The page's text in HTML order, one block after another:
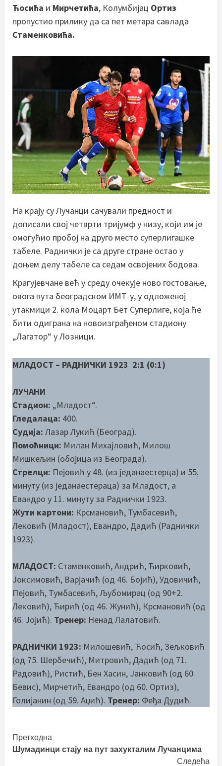
Ћосића и Мирчетића, Колумбијац Ортиз
пропустио прилику да са пет метара савлада
Стаменковића.
На крају су Лучанци сачували предност и
дописали свој четврти тријумф у низу, који им је
омогућио пробој на друго место суперлигашке
табеле. Раднички је са друге стране остао у
доњем делу табеле са седам освојених бодова.
Крагујевчане већ у среду очекује ново гостовање,
овога пута београдском ИМТ-у, у одложеној
утакмици 2. кола Моцарт Бет Суперлиге, која ће
бити одиграна на новоизграђеном стадиону
„Лагатор“ у Лозници.
МЛАДОСТ – РАДНИЧКИ 1923 2:1 (0:1)
ЛУЧАНИ
Стадион: „Младост“.
Гледалаца: 400.
Судија: Лазар Лукић (Београд).
Помоћници: Милан Михајловић, Милош
Мишкељин (обојица из Београда).
Стрелци: Пејовић у 48. (из једанаестерца) и 55.
минуту (из једанаестераца) за Младост, а
Евандро у 11. минуту за Раднички 1923.
Жути картони: Крсмановић, Тумбасевић,
Лековић (Младост), Евандро, Дадић (Раднички
1923).
МЛАДОСТ: Стаменковић, Андрић, Ћирковић,
Јоксимовић, Варјачић (од 46. Бојић), Удовичић,
Пејовић, Тумбасевић, Љубомирац (од 90+2.
Лековић), Ћирић (од 46. Жунић), Крсмановић (од
46. Јојић). Тренер: Ненад Лалатовић.
РАДНИЧКИ 1923: Милошевић, Ћосић, Зељковић
(од 75. Шербечић), Митровић, Дадић (од 71.
Радовић), Ристић, Бен Хасин, Јанковић (од 60.
Бевис), Мирчетић, Евандро (од 60. Ортиз),
Голијанин (од 59. Аџић). Тренер: Феђа Дудић.
Continue
Reading
Претходна
Шумадинци стају на пут захукталим Лучанцима
Следећа